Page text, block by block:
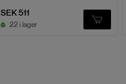
SEK 511
22 i lager